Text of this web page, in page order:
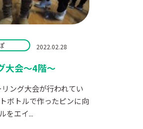
2022.02.28
大会～4階～
ング大会が行われてい
ボトルで作ったピンに向
をエイ...